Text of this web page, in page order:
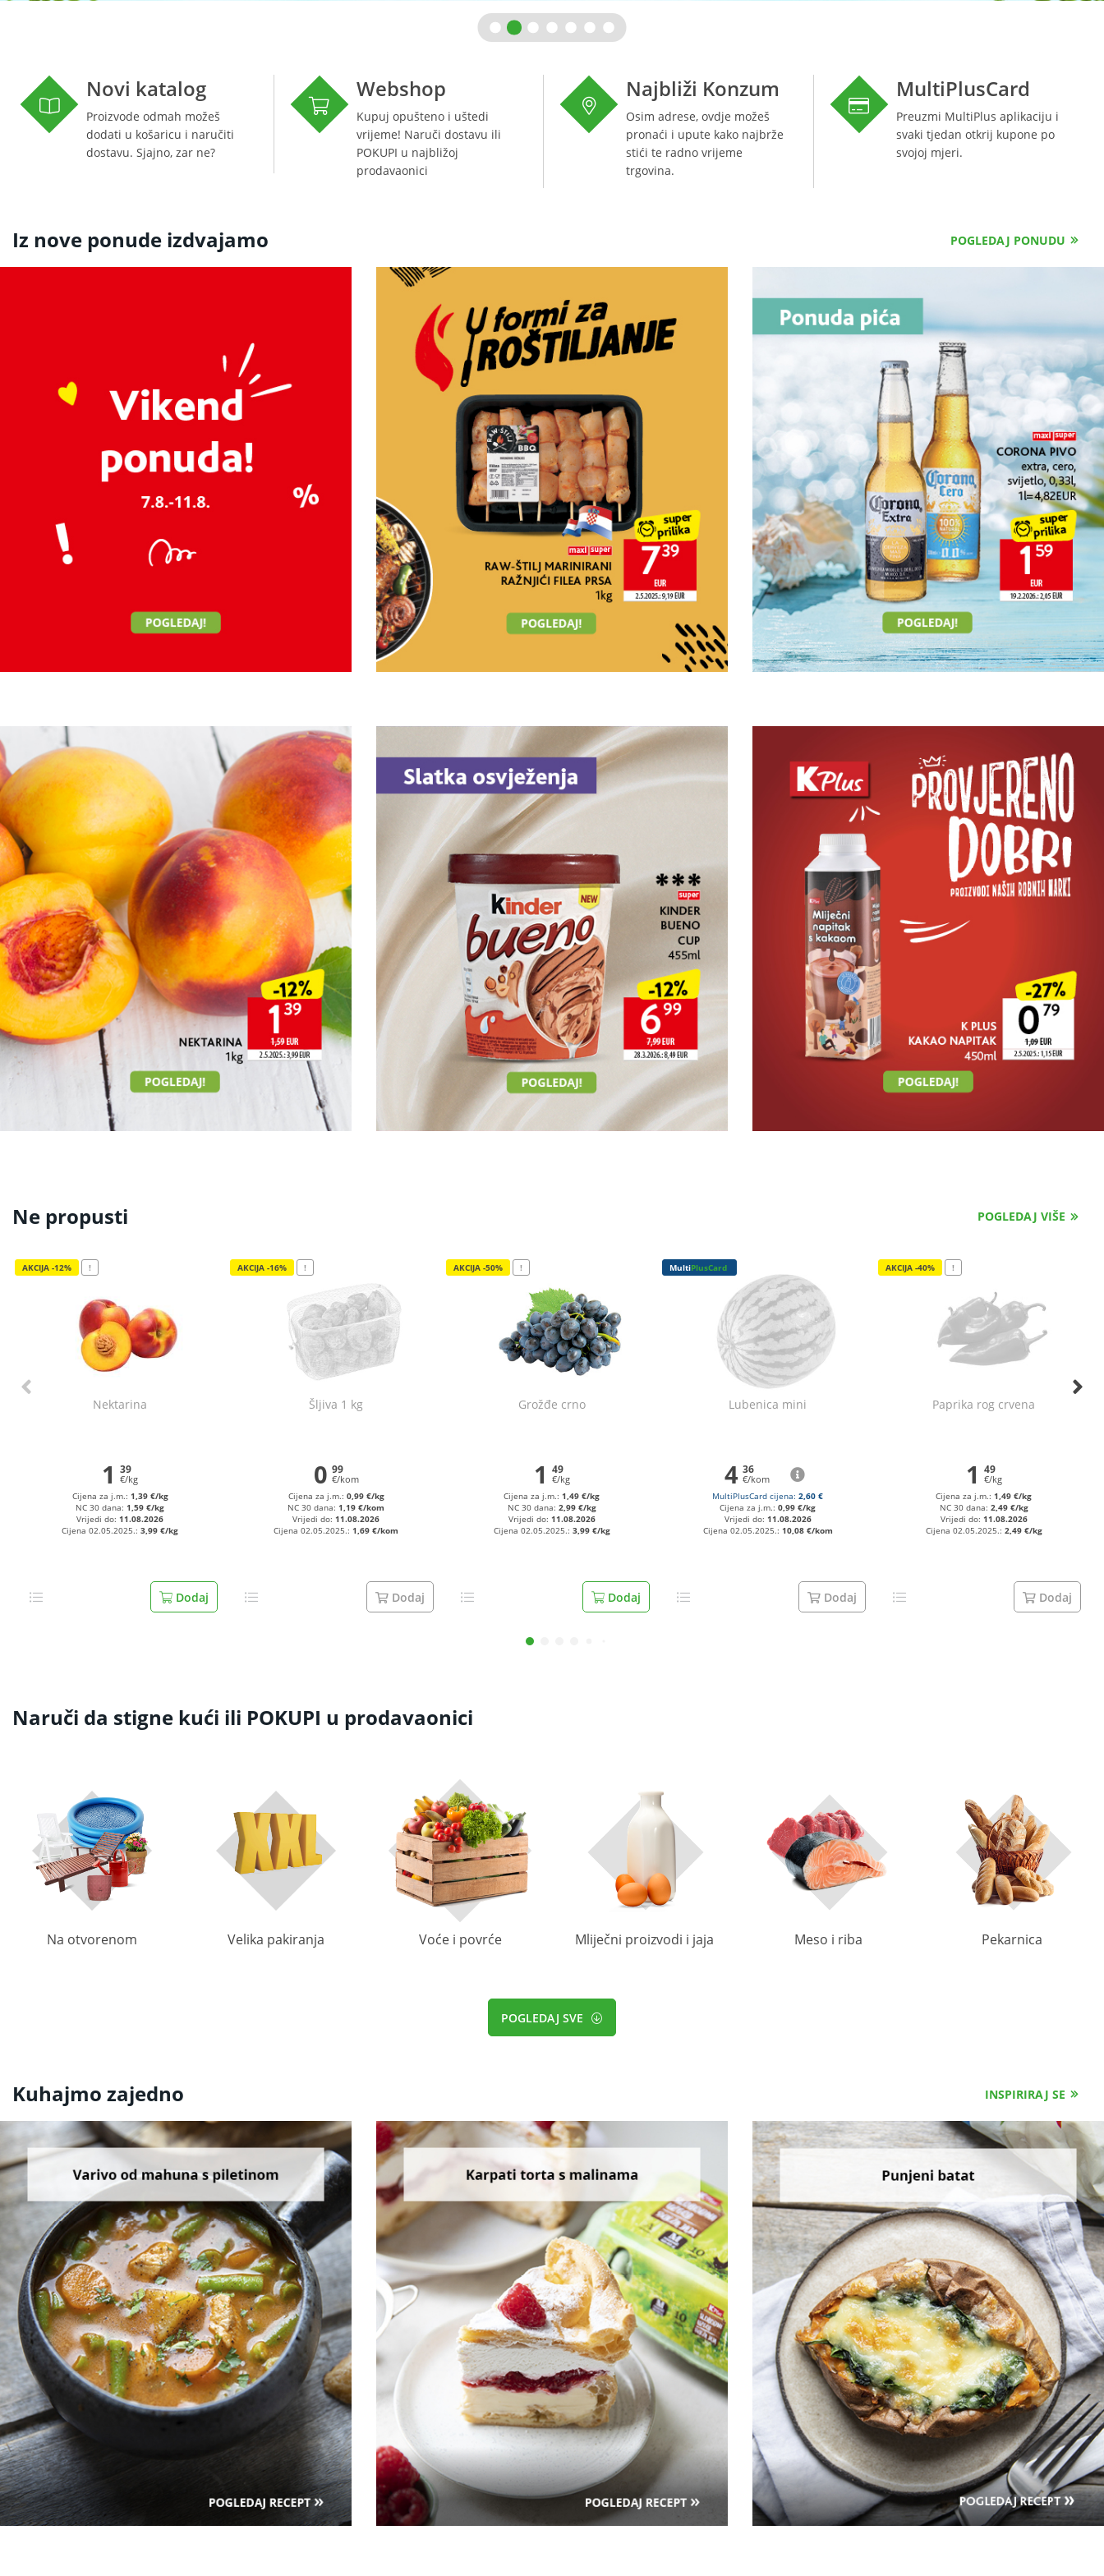
Novi katalog
Proizvode odmah možeš
dodati u košaricu i naručiti
dostavu. Sjajno, zar ne?
Webshop
Kupuj opušteno i uštedi
vrijeme! Naruči dostavu ili
POKUPI u najbližoj
prodavaonici
Najbliži Konzum
Osim adrese, ovdje možeš
pronaći i upute kako najbrže
stići te radno vrijeme
trgovina.
MultiPlusCard
Preuzmi MultiPlus aplikaciju i
svaki tjedan otkrij kupone po
svojoj mjeri.
Iz nove ponude izdvajamo POGLEDAJ PONUDU
Ne propusti POGLEDAJ VIŠE
AKCIJA -12% !
Nektarina
1 39
€/kg
Cijena za j.m.: 1,39 €/kg
NC 30 dana:1,59 €/kg
Vrijedi do:11.08.2026
Cijena 02.05.2025.:3,99 €/kg
Dodaj
AKCIJA -16% !
Šljiva 1 kg
0 99
€/kom
Cijena za j.m.: 0,99 €/kg
NC 30 dana:1,19 €/kom
Vrijedi do:11.08.2026
Cijena 02.05.2025.:1,69 €/kom
Dodaj
AKCIJA -50% !
Grožđe crno
1 49
€/kg
Cijena za j.m.:1,49 €/kg
NC 30 dana: 2,99 €/kg
Vrijedi do: 11.08.2026
Cijena 02.05.2025.: 3,99 €/kg
Dodaj
MultiPlusCard
Lubenica mini
4 36
€/kom
MultiPlusCard cijena:2,60 €
Cijena za j.m.:0,99 €/kg
Vrijedi do: 11.08.2026
Cijena 02.05.2025.: 10,08 €/kom
Dodaj
AKCIJA -40% !
Paprika rog crvena
1 49
€/kg
Cijena za j.m.:1,49 €/kg
NC 30 dana: 2,49 €/kg
Vrijedi do: 11.08.2026
Cijena 02.05.2025.: 2,49 €/kg
Dodaj
Naruči da stigne kući ili POKUPI u prodavaonici
Na otvorenom Velika pakiranja Voće i povrće Mliječni proizvodi i jaja Meso i riba Pekarnica
POGLEDAJ SVE
Kuhajmo zajedno INSPIRIRAJ SE